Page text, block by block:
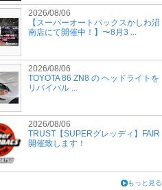
2026/08/06
【スーパーオートバックスかしわ沼
南店にて開催中！】〜8月3 ...
2026/08/06
TOYOTA 86 ZN8 の ヘッドライトを
リバイバル ...
2026/08/06
TRUST【SUPERグレッディ】FAIR
開催致します！
もっと見る